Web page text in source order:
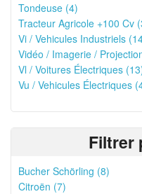
Tondeuse (4)
Tracteur Agricole +100 Cv
Vi / Vehicules Industriels
Vidéo / Imagerie /
Vl / Voitures Électriques
Vu / Vehicules Électriques
Filtrer
Bucher Schörling (8)
Citroën (7)